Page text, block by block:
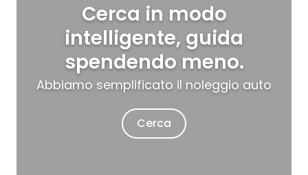
Cerca in modo
intelligente, guida
spendendo meno.
Abbiamo semplificato il noleggio auto
Cerca